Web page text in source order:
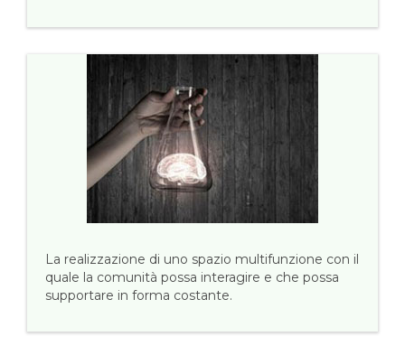
La realizzazione di uno spazio multifunzione con il
quale la comunità possa interagire e che possa
supportare in forma costante.